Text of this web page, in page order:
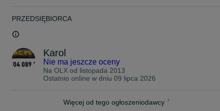
PRZEDSIĘBIORCA
Karol
Nie ma jeszcze oceny
Na OLX od listopada 2013
Ostatnio online w dniu 09 lipca 2026
Więcej od tego ogłoszeniodawcy